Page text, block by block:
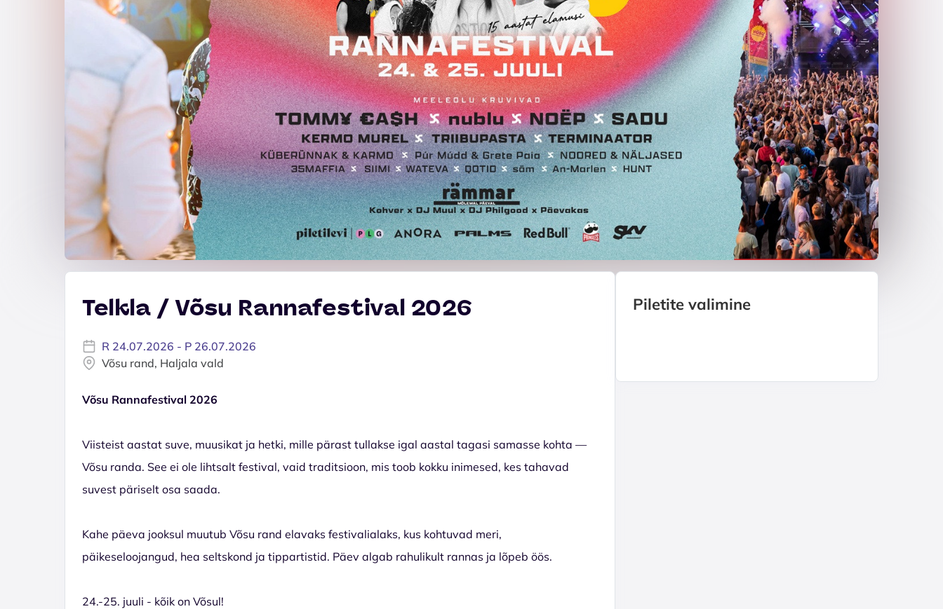
Telkla / Võsu Rannafestival 2026
R 24.07.2026 - P 26.07.2026
Võsu rand, Haljala vald
Võsu Rannafestival 2026
Viisteist aastat suve, muusikat ja hetki, mille pärast tullakse igal aastal tagasi samasse kohta —
Võsu randa. See ei ole lihtsalt festival, vaid traditsioon, mis toob kokku inimesed, kes tahavad
suvest päriselt osa saada.
Kahe päeva jooksul muutub Võsu rand elavaks festivalialaks, kus kohtuvad meri,
päikeseloojangud, hea seltskond ja tippartistid. Päev algab rahulikult rannas ja lõpeb öös.
24.-25. juuli - kõik on Võsul!
Piletite valimine